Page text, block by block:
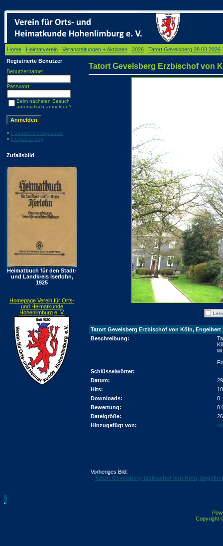
Home Heimatverein | Veranstaltungen + Aktionen 2026 Tatort Gevelsberg 28.03.2026
Registrierte Benutzer
Benutzername:
Passwort:
Beim nächsten Besuch
automatisch anmelden?
» Password vergessen
» Registrierung
Zufallsbild
Heimatbuch für den Stadt-
und Landkreis Iserlohn,
1925
Homepage Verein für Orts-
und Heimatkunde
Hohenlimburg e. V.
Tatort Gevelsberg Erzbischof von
Tatort Gevelsberg Erzbischof von Köln, Engelbert
Beschreibung:
Schlüsselwörter:
Datum:
Hits:
Downloads:
0
Bewertung:
Dateigröße:
Hinzugefügt von:
Vorheriges Bild:
Tatort Gevelsberg Erzbischof von Köln,
Copyright